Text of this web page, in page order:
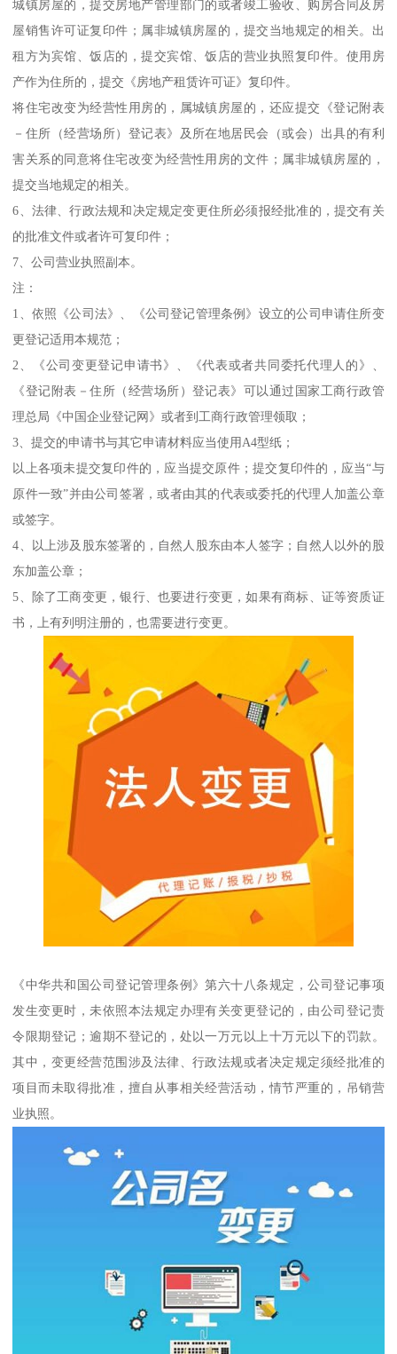
城镇房屋的，提交房地产管理部门的或者竣工验收、购房合同及房
屋销售许可证复印件；属非城镇房屋的，提交当地规定的相关。出
租方为宾馆、饭店的，提交宾馆、饭店的营业执照复印件。使用房
产作为住所的，提交《房地产租赁许可证》复印件。
将住宅改变为经营性用房的，属城镇房屋的，还应提交《登记附表
－住所（经营场所）登记表》及所在地居民会（或会）出具的有利
害关系的同意将住宅改变为经营性用房的文件；属非城镇房屋的，
提交当地规定的相关。
6、法律、行政法规和决定规定变更住所必须报经批准的，提交有关
的批准文件或者许可复印件；
7、公司营业执照副本。
注：
1、依照《公司法》、《公司登记管理条例》设立的公司申请住所变
更登记适用本规范；
2、《公司变更登记申请书》、《代表或者共同委托代理人的》、
《登记附表－住所（经营场所）登记表》可以通过国家工商行政管
理总局《中国企业登记网》或者到工商行政管理领取；
3、提交的申请书与其它申请材料应当使用A4型纸；
以上各项未提交复印件的，应当提交原件；提交复印件的，应当“与
原件一致”并由公司签署，或者由其的代表或委托的代理人加盖公章
或签字。
4、以上涉及股东签署的，自然人股东由本人签字；自然人以外的股
东加盖公章；
5、除了工商变更，银行、也要进行变更，如果有商标、证等资质证
书，上有列明注册的，也需要进行变更。
《中华共和国公司登记管理条例》第六十八条规定，公司登记事项
发生变更时，未依照本法规定办理有关变更登记的，由公司登记责
令限期登记；逾期不登记的，处以一万元以上十万元以下的罚款。
其中，变更经营范围涉及法律、行政法规或者决定规定须经批准的
项目而未取得批准，擅自从事相关经营活动，情节严重的，吊销营
业执照。